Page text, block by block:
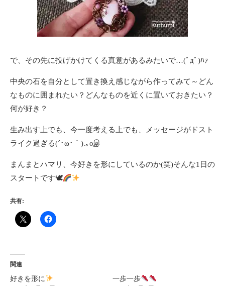
で、その先に投げかけてくる真意があるみたいで…(ﾟдﾟ)ﾊｧ
中央の石を自分として置き換え感じながら作ってみて～どん
なものに囲まれたい？どんなものを近くに置いておきたい？
何が好き？
生み出す上でも、今一度考える上でも、メッセージがドスト
ライク過ぎる(´･ω･｀).｡oஇ
まんまとハマリ、今好きを形にしているのか(笑)そんな1日の
スタートです🕊
共有:
関連
好きを形に
一歩一歩